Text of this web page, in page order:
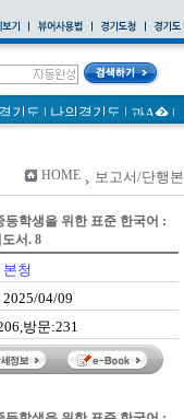
경기도 | 나의경기도 | 과A� |
집|통계연보|
의 회신 사례집|
식지
HOME 보고서/단행본
등학생을 위한 표준 한국어 :
서. 8
본청
04/09
방문:231